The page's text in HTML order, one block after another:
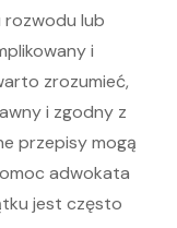
lub
i
zrozumieć,
i zgodny z
przepisy mogą
adwokata
jest często